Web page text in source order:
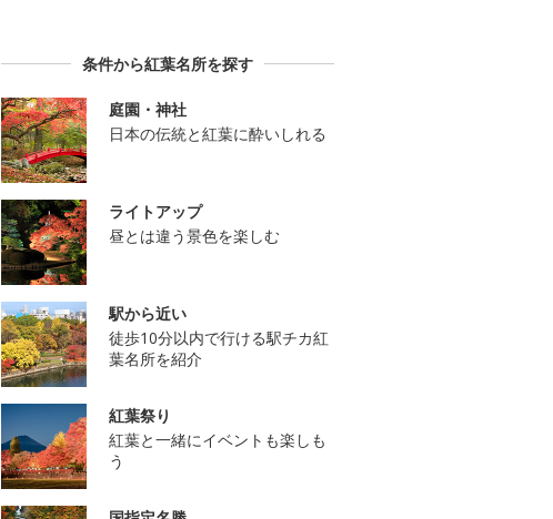
条件から紅葉名所を探す
庭園・神社
日本の伝統と紅葉に酔いしれる
ライトアップ
昼とは違う景色を楽しむ
駅から近い
徒歩10分以内で行ける駅チカ紅
葉名所を紹介
紅葉祭り
紅葉と一緒にイベントも楽しも
う